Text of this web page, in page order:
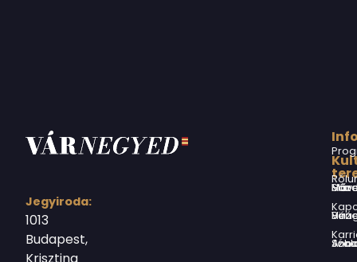
Jegyiroda:
1013
Budapest,
Márai Sándor Művelődési Ház
Virág Benedek Ház
Jókai Anna